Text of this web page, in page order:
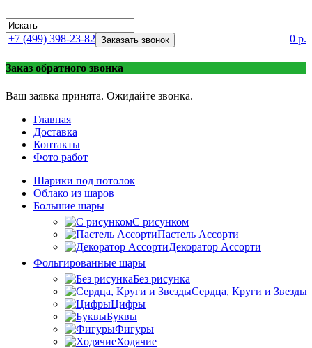
0 р.
+7 (499) 398-23-82 Заказать звонок
Заказ обратного звонка
Ваш заявка принята. Ожидайте звонка.
Главная
Доставка
Контакты
Фото работ
Шарики под потолок
Облако из шаров
Большие шары
C рисунком
Пастель Ассорти
Декоратор Ассорти
Фольгированные шары
Без рисунка
Сердца, Круги и Звезды
Цифры
Буквы
Фигуры
Ходячие